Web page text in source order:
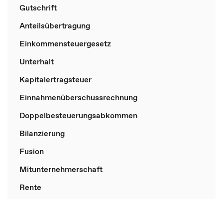
Gutschrift
Anteilsübertragung
Einkommensteuergesetz
Unterhalt
Kapitalertragsteuer
Einnahmenüberschussrechnung
Doppelbesteuerungsabkommen
Bilanzierung
Fusion
Mitunternehmerschaft
Rente